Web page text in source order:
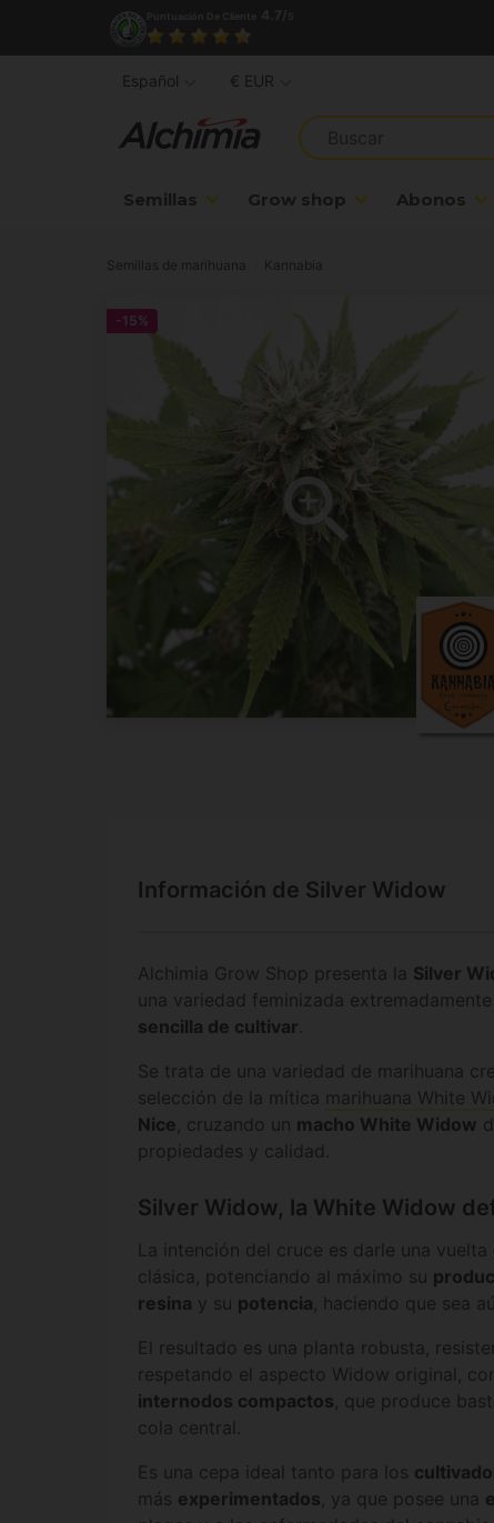
Semillas Grow shop Abonos
Español € EUR
Semillas de marihuana Kannabia
-15%
Información de Silver Widow
Alchimia Grow Shop presenta la Silver
una variedad feminizada extremadamente
sencilla de cultivar.
Se trata de una variedad de marihuana
selección de la mítica
marihuana White
Nice, cruzando un macho White Widow
propiedades y calidad.
Silver Widow, la White Widow
La intención del cruce es darle una
clásica, potenciando al máximo su
resina y su potencia, haciendo que sea
El resultado es una planta robusta,
respetando el aspecto Widow original,
internodos compactos, que produce
cola central.
Es una cepa ideal tanto para los
más experimentados, ya que posee una